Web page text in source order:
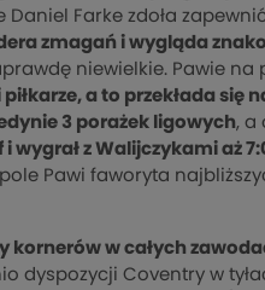
Daniel Farke zdoła
zmagań i wygląda
niewielkie. Pawie na
a to przekłada się
3 porażek ligowych, a
i wygrał z Walijczykami aż
Pawi faworyta
kornerów w całych
dyspozycji Coventry w